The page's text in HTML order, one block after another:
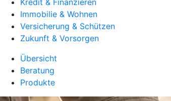
Kredit & Finanzieren
Immobilie & Wohnen
Versicherung & Schützen
Zukunft & Vorsorgen
Übersicht
Beratung
Produkte